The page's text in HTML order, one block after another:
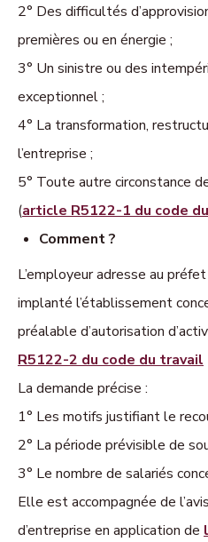
2° Des difficultés
premières ou en énergie ;
3° Un sinistre ou des
exceptionnel ;
4° La transformation,
l’entreprise ;
5° Toute autre circonstance
(article R5122-1 du code
Comment ?
L’employeur adresse au
implanté l’établissement
préalable d’autorisation
R5122-2 du code du travail
La demande précise :
1° Les motifs justifiant le
2° La période prévisible de
3° Le nombre de salariés
Elle est accompagnée de
d’entreprise en application de